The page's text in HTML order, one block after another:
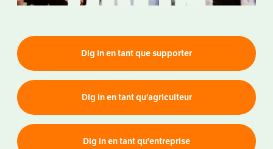
Dig in en tant que supporter
Dig in en tant qu'agriculteur
Dig in en tant qu'entreprise